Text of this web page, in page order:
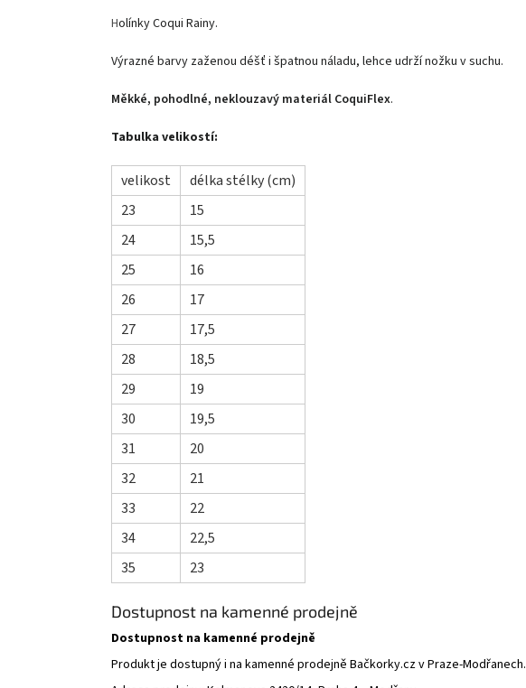
Holínky Coqui Rainy.
Výrazné barvy zaženou déšť i špatnou náladu, lehce udrží nožku v suchu.
Měkké, pohodlné, neklouzavý materiál CoquiFlex.
Tabulka velikostí:
velikost
délka stélky (cm)
23
15
24
15,5
25
16
26
17
27
17,5
28
18,5
29
19
30
19,5
31
20
32
21
33
22
34
22,5
35
23
Dostupnost na kamenné prodejně
Dostupnost na kamenné prodejně
Produkt je dostupný i na kamenné prodejně Bačkorky.cz v Praze-Modřanech.